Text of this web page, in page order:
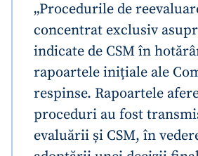
„Procedurile de
concentrat exclusiv
indicate de CSM în
rapoartele inițiale ale
respinse. Rapoartele
proceduri au fost
evaluării și CSM, în